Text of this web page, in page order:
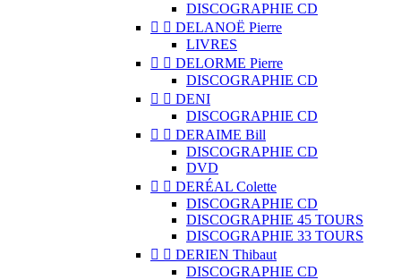
DISCOGRAPHIE CD
  DELANOË Pierre
LIVRES
  DELORME Pierre
DISCOGRAPHIE CD
  DENI
DISCOGRAPHIE CD
  DERAIME Bill
DISCOGRAPHIE CD
DVD
  DERÉAL Colette
DISCOGRAPHIE CD
DISCOGRAPHIE 45 TOURS
DISCOGRAPHIE 33 TOURS
  DERIEN Thibaut
DISCOGRAPHIE CD